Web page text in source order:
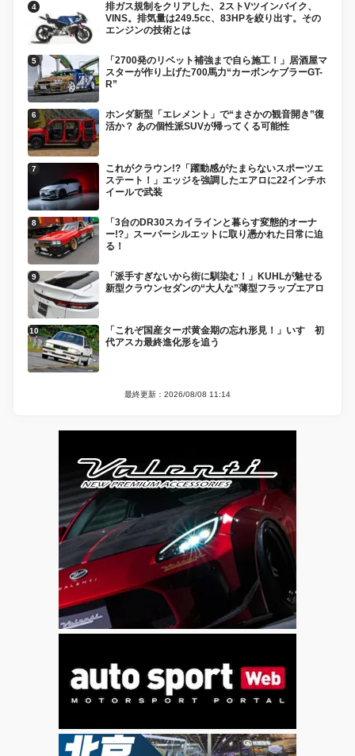
排ガス規制をクリアした、2ストVツインバイク、
VINS。排気量は249.5cc、83HPを絞り出す。その
エンジンの技術とは
「2700発のリベット補強まで自ら施工！」居酒屋マ
スターが作り上げた700馬力“カーボンケブラーGT-
R”
ホンダ新型「エレメント」で“まさかの観音開き”復
活か？ あの個性派SUVが帰ってくる可能性
これがクラウン!?「躍動感がたまらないスポーツエ
ステート！」エッジを強調したエアロに22インチホ
イールで武装
「3台のDR30スカイラインと暮らす変態的オーナ
ー!?」スーパーシルエットに取り憑かれた日常に迫
る！
「派手すぎないから街に馴染む！」KUHLが魅せる
新型クラウンセダンの“大人な”薄型フラップエアロ
「これぞ国産ターボ黄金期の忘れ形見！」いすゞ初
代アスカ最終進化形を追う
最終更新：2026/08/08 11:14